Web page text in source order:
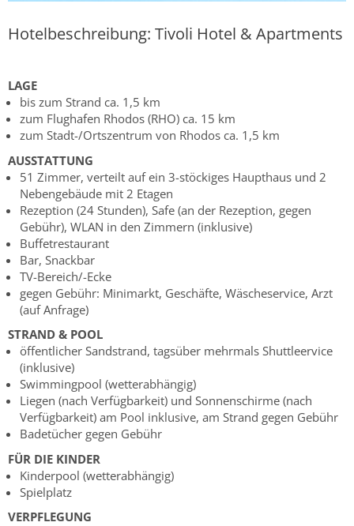
Hotelbeschreibung: Tivoli Hotel & Apartments
LAGE
bis zum Strand ca. 1,5 km
zum Flughafen Rhodos (RHO) ca. 15 km
zum Stadt-/Ortszentrum von Rhodos ca. 1,5 km
AUSSTATTUNG
51 Zimmer, verteilt auf ein 3-stöckiges Haupthaus und 2
Nebengebäude mit 2 Etagen
Rezeption (24 Stunden), Safe (an der Rezeption, gegen
Gebühr), WLAN in den Zimmern (inklusive)
Buffetrestaurant
Bar, Snackbar
TV-Bereich/-Ecke
gegen Gebühr: Minimarkt, Geschäfte, Wäscheservice, Arzt
(auf Anfrage)
STRAND & POOL
öffentlicher Sandstrand, tagsüber mehrmals Shuttleervice
(inklusive)
Swimmingpool (wetterabhängig)
Liegen (nach Verfügbarkeit) und Sonnenschirme (nach
Verfügbarkeit) am Pool inklusive, am Strand gegen Gebühr
Badetücher gegen Gebühr
FÜR DIE KINDER
Kinderpool (wetterabhängig)
Spielplatz
VERPFLEGUNG